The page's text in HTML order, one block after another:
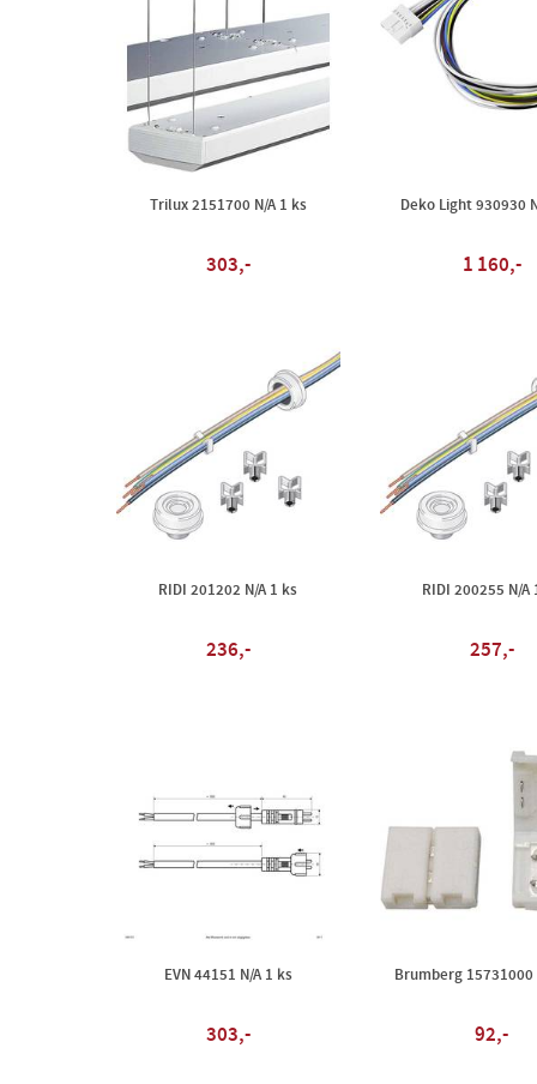
Trilux 2151700 N/A 1 ks
303,-
Deko Light 930930
1 160,-
RIDI 201202 N/A 1 ks
236,-
RIDI 200255 N/A
257,-
EVN 44151 N/A 1 ks
303,-
Brumberg 15731000
92,-